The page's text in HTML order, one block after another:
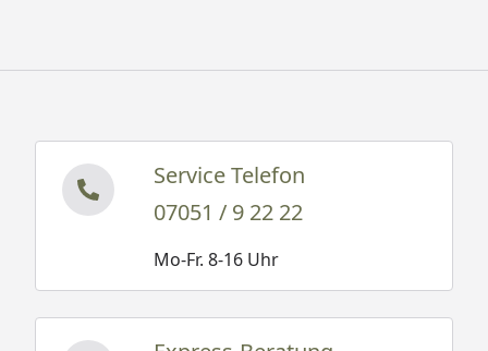
Service Telefon
07051 / 9 22 22
Mo-Fr. 8-16 Uhr